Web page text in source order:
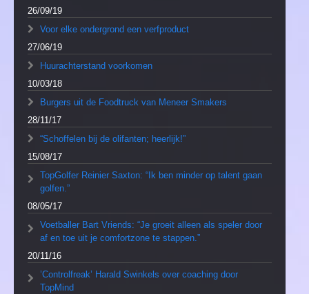
26/09/19
Voor elke ondergrond een verfproduct
27/06/19
Huurachterstand voorkomen
10/03/18
Burgers uit de Foodtruck van Meneer Smakers
28/11/17
“Schoffelen bij de olifanten; heerlijk!”
15/08/17
TopGolfer Reinier Saxton: “Ik ben minder op talent gaan
golfen.”
08/05/17
Voetballer Bart Vriends: “Je groeit alleen als speler door
af en toe uit je comfortzone te stappen.”
20/11/16
’Controlfreak’ Harald Swinkels over coaching door
TopMind